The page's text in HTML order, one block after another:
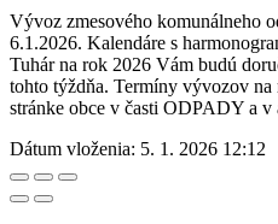
Vývoz zmesového komunálneho
6.1.2026. Kalendáre s
Tuhár na rok 2026 Vám budú
tohto týždňa. Termíny vývozov na
stránke obce v časti ODPADY a
Dátum vloženia: 5. 1. 2026 12:12